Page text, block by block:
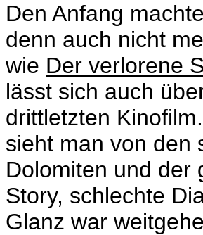
Den Anfang machte
denn auch nicht
wie Der verlorene
lässt sich auch
drittletzten
sieht man von den
Dolomiten und der
Story, schlechte
Glanz war